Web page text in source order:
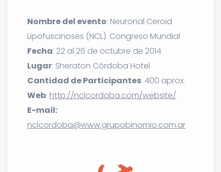
Nombre del evento: Neuronal Ceroid
Lipofuscinoses (NCL). Congreso Mundial
Fecha: 22 al 26 de octubre de 2014
Lugar: Sheraton Córdoba Hotel
Cantidad de Participantes: 400 aprox.
Web: http://nclcordoba.com/website/
E-mail:
nclcordoba@www.grupobinomio.com.ar